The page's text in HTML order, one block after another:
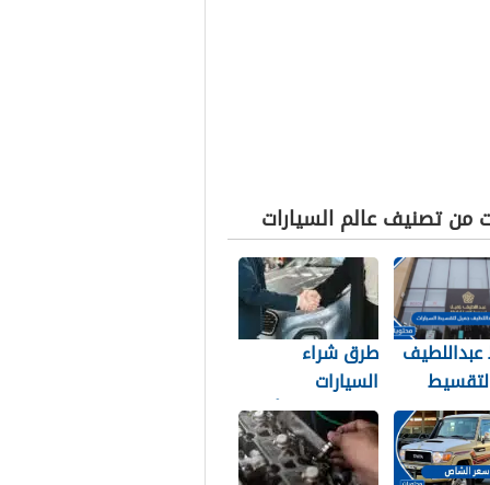
من تصنيف عالم السيارات
في
1448
طرق شراء
السيارات
المستعملة وأهم
عوامل اختيار
السيارة المناسبة